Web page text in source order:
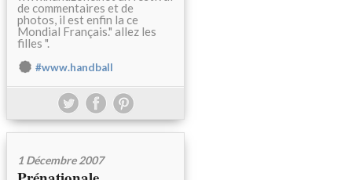
de commentaires et de
photos, il est enfin la ce
Mondial Français." allez les
filles ".
#www.handball
1 Décembre 2007